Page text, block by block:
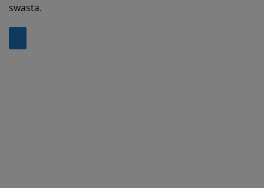
swasta.